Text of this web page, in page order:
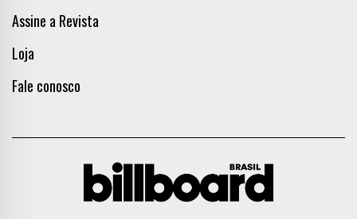
Assine a Revista
Loja
Fale conosco